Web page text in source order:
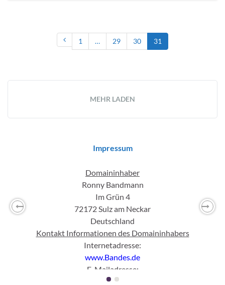
1 … 29 30 31
MEHR LADEN
Impressum
Domaininhaber
Ronny Bandmann
Im Grün 4
72172 Sulz am Neckar
Deutschland
Kontakt Informationen des Domaininhabers
Internetadresse:
www.Bandes.de
E-Mailadresse:
Bandes(punkt)